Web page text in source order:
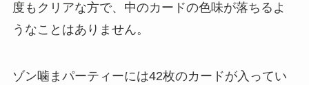
度もクリアな方で、中のカードの色味が落ちるよ
うなことはありません。
ゾン噛まパーティーには42枚のカードが入ってい